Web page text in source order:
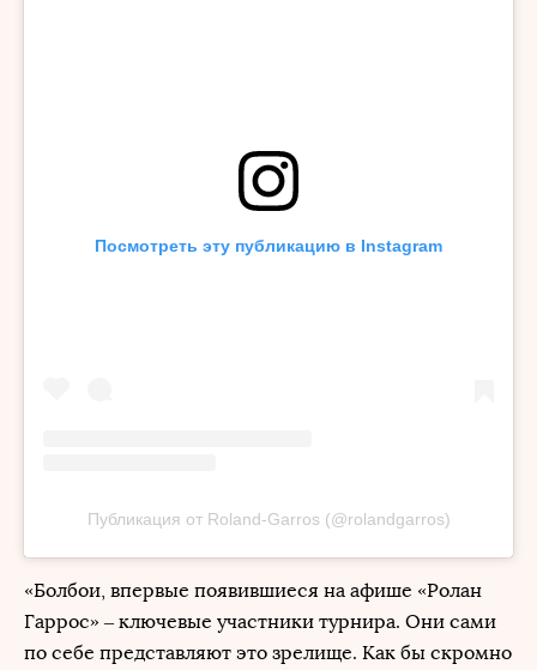
Посмотреть эту публикацию в Instagram
Публикация от Roland-Garros (@rolandgarros)
«Болбои, впервые появившиеся на афише «Ролан
Гаррос» – ключевые участники турнира. Они сами
по себе представляют это зрелище. Как бы скромно